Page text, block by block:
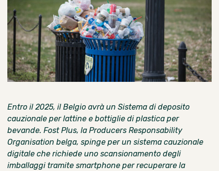
Entro il 2025, il Belgio avrà un Sistema di deposito
cauzionale per lattine e bottiglie di plastica per
bevande. Fost Plus, la Producers Responsability
Organisation belga, spinge per un sistema cauzionale
digitale che richiede uno scansionamento degli
imballaggi tramite smartphone per recuperare la